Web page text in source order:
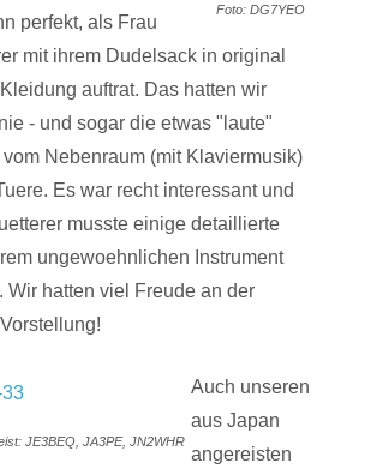
Foto: DG7YEO
perfekt, als Frau
mit ihrem Dudelsack in original
auftrat. Das hatten wir
- und sogar die etwas "laute"
Nebenraum (mit Klaviermusik)
Es war recht interessant und
musste einige detaillierte
ungewoehnlichen Instrument
Wir hatten viel Freude an der
JE3BEQ, JA3PE, JN2WHR
Auch unseren
aus Japan
angereisten